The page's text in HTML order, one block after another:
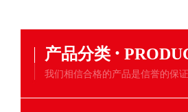
产品分类 ·
我们相信合格的产品是信誉的保